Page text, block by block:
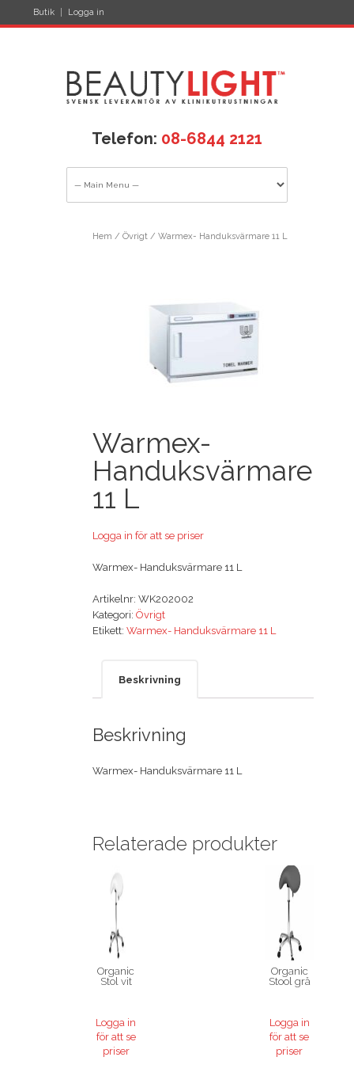
Butik Logga in
Telefon: 08-6844 2121
Hem / Övrigt/ Warmex- Handuksvärmare 11 L
Warmex-
Handuksvärmare
11 L
Logga in för att se priser
Warmex- Handuksvärmare 11 L
Artikelnr: WK202002
Kategori: Övrigt
Etikett: Warmex- Handuksvärmare 11 L
Beskrivning
Beskrivning
Warmex- Handuksvärmare 11 L
Relaterade produkter
Organic
Stol vit
Logga in
för att se
priser
Organic
Stool grå
Logga in
för att se
priser